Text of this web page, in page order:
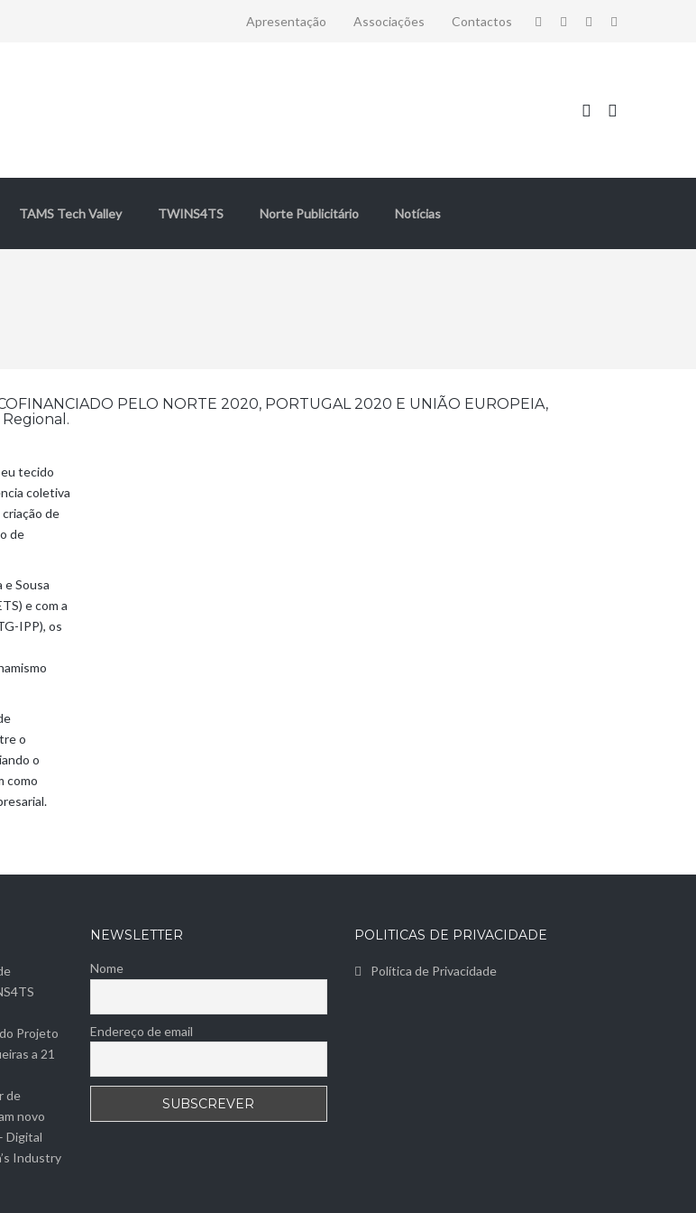
Apresentação Associações Contactos
TAMS Tech Valley TWINS4TS Norte Publicitário Notícias
PELO NORTE 2020, PORTUGAL 2020 E UNIÃO EUROPEIA,
tecido
coletiva
de
de
Sousa
e com a
IPP), os
o
o
como
Projeto
a 21
de
novo
Digital
Industry
NEWSLETTER
Nome
Endereço de email
POLITICAS DE PRIVACIDADE
Política de Privacidade